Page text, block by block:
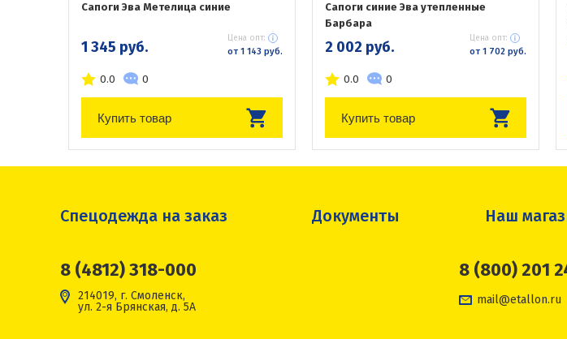
Сапоги Эва Метелица синие
1 345 руб. Цена опт:
от 1 143 руб.
0.0 0
Купить товар
Сапоги синие Эва утепленные
Барбара
2 002 руб. Цена опт:
от 1 702 руб.
0.0 0
Купить товар
Спецодежда на заказ Документы Наш
8 (4812) 318-000
214019, г. Смоленск,
ул. 2-я Брянская, д. 5А
8 (800) 201
mail@etallon.ru